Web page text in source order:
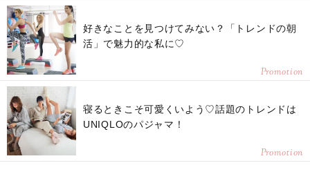
好きなことを見つけてみない？「トレンドの朝
活」で魅力的な私に♡
Promotion
寝るときこそ可愛くいよう♡話題のトレンドは
UNIQLOのパジャマ！
Promotion